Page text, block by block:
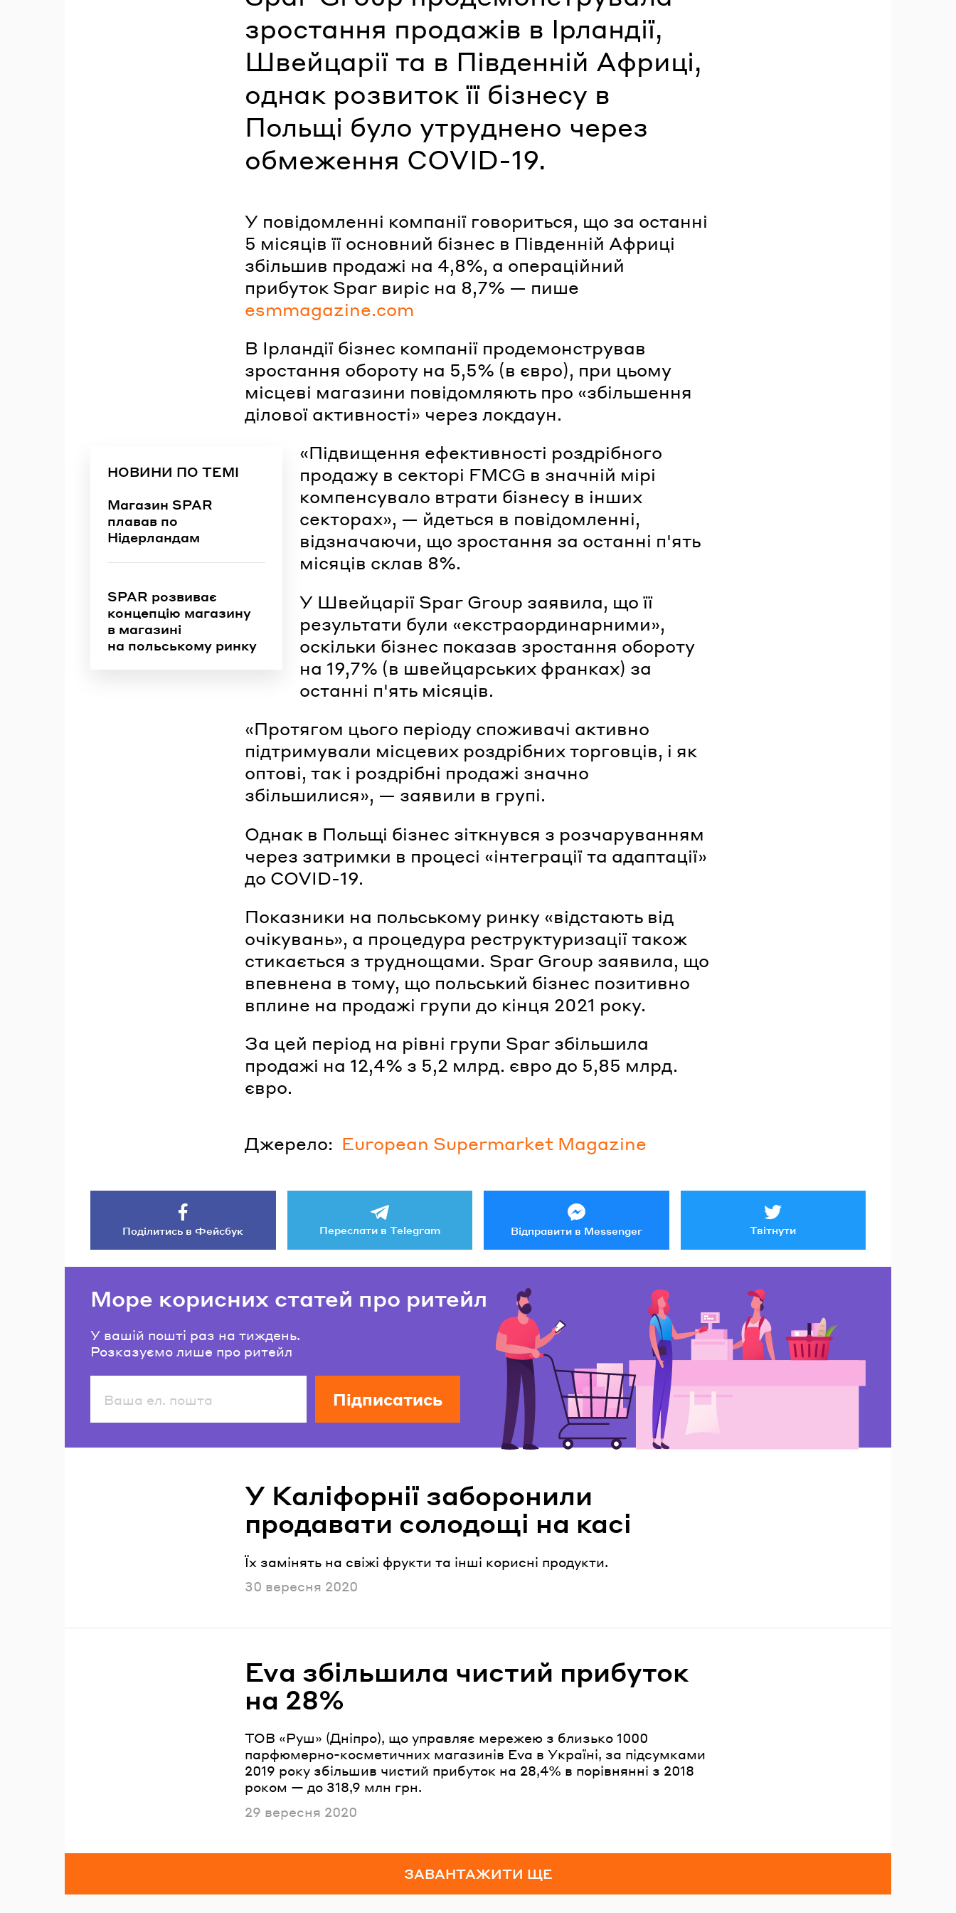
зростання продажів в Ірландії,
Швейцарії та в Південній Африці,
однак розвиток її бізнесу в
Польщі було утруднено через
обмеження COVID-19.
У повідомленні компанії говориться, що за останні
5 місяців її основний бізнес в Південній Африці
збільшив продажі на 4,8%, а операційний
прибуток Spar виріс на 8,7% — пише
esmmagazine.com
В Ірландії бізнес компанії продемонстрував
зростання обороту на 5,5% (в євро), при цьому
місцеві магазини повідомляють про «збільшення
ділової активності» через локдаун.
НОВИНИ ПО ТЕМІ
Магазин SPAR
плавав по
Нідерландам
SPAR розвиває
концепцію магазину
в магазині
на польському ринку
«Підвищення ефективності роздрібного
продажу в секторі FMCG в значній мірі
компенсувало втрати бізнесу в інших
секторах», — йдеться в повідомленні,
відзначаючи, що зростання за останні п'ять
місяців склав 8%.
У Швейцарії Spar Group заявила, що її
результати були «екстраординарними»,
оскільки бізнес показав зростання обороту
на 19,7% (в швейцарських франках) за
останні п'ять місяців.
«Протягом цього періоду споживачі активно
підтримували місцевих роздрібних торговців, і як
оптові, так і роздрібні продажі значно
збільшилися», — заявили в групі.
Однак в Польщі бізнес зіткнувся з розчаруванням
через затримки в процесі «інтеграції та адаптації»
до COVID-19.
Показники на польському ринку «відстають від
очікувань», а процедура реструктуризації також
стикається з труднощами. Spar Group заявила, що
впевнена в тому, що польський бізнес позитивно
вплине на продажі групи до кінця 2021 року.
За цей період на рівні групи Spar збільшила
продажі на 12,4% з 5,2 млрд. євро до 5,85 млрд.
євро.
Джерело: European Supermarket Magazine
Поділитись в Фейсбук Переслати в Telegram Відправити в Messenger Твітнути
Море корисних статей про ритейл
У вашій пошті раз на тиждень.
Розказуємо лише про ритейл
Підписатись
У Каліфорнії заборонили
продавати солодощі на касі
Їх замінять на свіжі фрукти та інші корисні продукти.
Опубліковано
30 вересня 2020
Eva збільшила чистий прибуток
на 28%
ТОВ «Руш» (Дніпро), що управляє мережею з близько 1000
парфюмерно-косметичних магазинів Eva в Україні, за підсумками
2019 року збільшив чистий прибуток на 28,4% в порівнянні з 2018
роком — до 318,9 млн грн.
Опубліковано
29 вересня 2020
ЗАВАНТАЖИТИ ЩЕ